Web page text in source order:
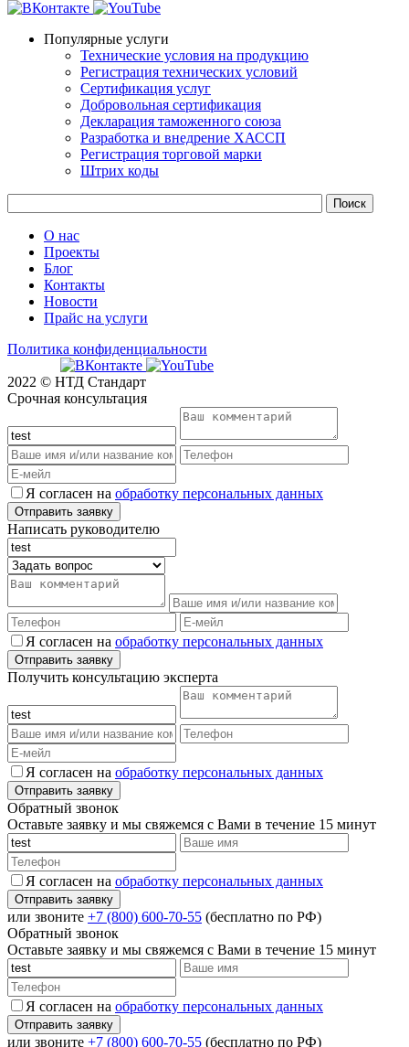
Популярные услуги
Технические условия на продукцию
Регистрация технических условий
Сертификация услуг
Добровольная сертификация
Декларация таможенного союза
Разработка и внедрение ХАССП
Регистрация торговой марки
Штрих коды
О нас
Проекты
Блог
Контакты
Новости
Прайс на услуги
Политика конфиденциальности
2022 © НТД Стандарт
Срочная консультация
Я согласен на обработку персональных данных
Написать руководителю
Я согласен на обработку персональных данных
Получить консультацию эксперта
Я согласен на обработку персональных данных
Обратный звонок
Оставьте заявку и мы свяжемся с Вами в течение 15 минут
Я согласен на обработку персональных данных
или звоните +7 (800) 600-70-55 (бесплатно по РФ)
Обратный звонок
Оставьте заявку и мы свяжемся с Вами в течение 15 минут
Я согласен на обработку персональных данных
или звоните +7 (800) 600-70-55 (бесплатно по РФ)